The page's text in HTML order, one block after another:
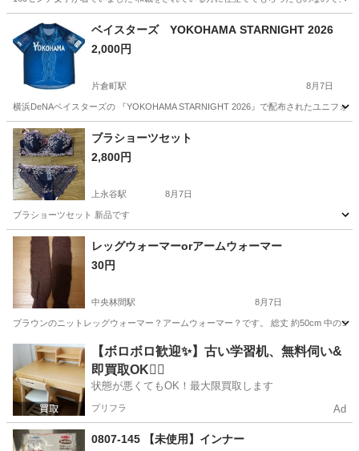
神奈川 宮崎台駅
ベイスターズ YOKOHAMA STARNIGHT 2026
2,000円
片倉町駅 8月7日
横浜DeNAベイスターズの 『YOKOHAMA STARNIGHT 2026』で配布されたユニフォ
神奈川 横浜市 片倉町駅 服/ファッション
ブラショーツセット
2,800円
上永谷駅 8月7日
ブラショーツセット 新品です
神奈川 横浜市 上永谷駅 セット
レッグウォーマーorアームウォーマー
30円
中央林間駅 8月7日
ブラウンのニットレッグウォーマー？アームウォーマー？です。 総丈 約50cm 中のゴ
神奈川 大和市 中央林間駅 小物 アームウォーマー
【ボロボロ歓迎✨】古い学習机、無料伺い&
即買取OK🙆‍♀️
状態が悪くてもOK！最大限買取します
プリフラ Ad
0807-145 【未使用】インナー